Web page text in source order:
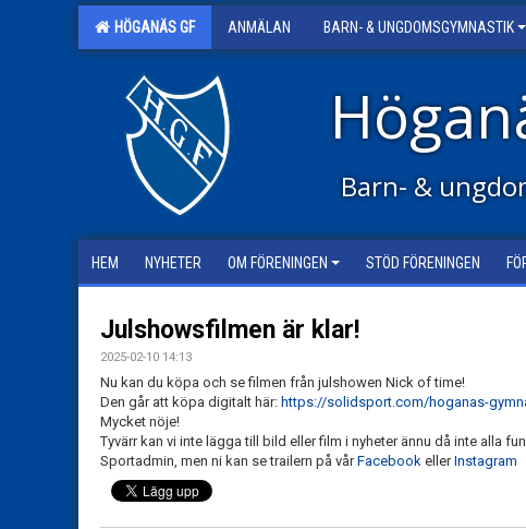
HÖGANÄS GF ANMÄLAN BARN- & UNGDOMSGYMNASTIK
Barn- &
HEM NYHETER OM FÖRENINGEN STÖD FÖRENINGEN
Julshowsfilmen är klar!
2025-02-10 14:13
Nu kan du köpa och se filmen från julshowen Nick of time!
Den går att köpa digitalt här: https://solidsport.com/hoganas-
Mycket nöje!
Tyvärr kan vi inte lägga till bild eller film i nyheter ännu då inte alla
Sportadmin, men ni kan se trailern på vårFacebook ellerInstagram